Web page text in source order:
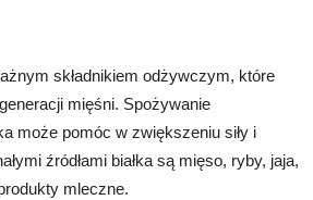
składnikiem odżywczym, które
mięśni. Spożywanie
może pomóc w zwiększeniu siły i
źródłami białka są mięso, ryby, jaja,
mleczne.